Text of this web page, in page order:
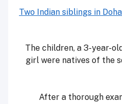
Two Indian siblings in Doha
The children, a 3-year-
girl were natives of the
After a thorough